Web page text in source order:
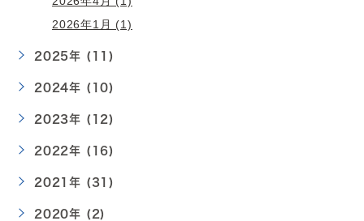
2026年1月 (1)
2025年 (11)
2024年 (10)
2023年 (12)
2022年 (16)
2021年 (31)
2020年 (2)